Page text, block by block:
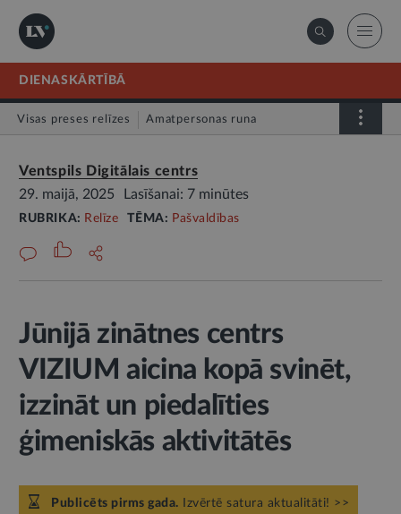
DIENASKĀRTĪBĀ
Visas preses relīzes Amatpersonas runa
Ventspils Digitālais centrs
29. maijā, 2025
Lasīšanai: 7 minūtes
RUBRIKA: Relīze TĒMA: Pašvaldības
Jūnijā zinātnes centrs
VIZIUM aicina kopā svinēt,
izzināt un piedalīties
ģimeniskās aktivitātēs
Publicēts pirms gada. Izvērtē satura aktualitāti! >>